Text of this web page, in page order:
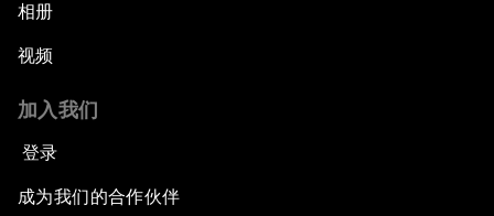
相册
视频
加入我们
登录
成为我们的合作伙伴